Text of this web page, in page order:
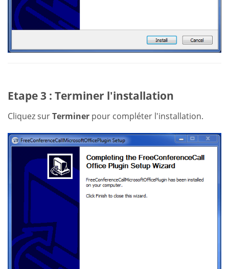
Etape 3 : Terminer l'installation
Cliquez surTerminer pour compléter l'installation.